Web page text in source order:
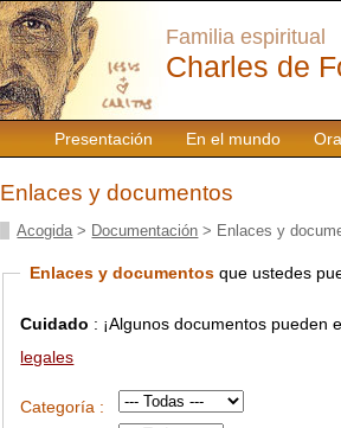
Presentación En el mundo
Familia espiritual
Charles de
Enlaces y documentos
Acogida > Documentación > Enlaces y
Enlaces y documentosque ustedes
Cuidado : ¡Algunos documentos
legales
Categoría :